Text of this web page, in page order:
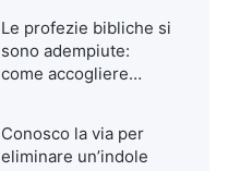
Le profezie bibliche si
sono adempiute:
come accogliere
Conosco la via per
eliminare un’indole